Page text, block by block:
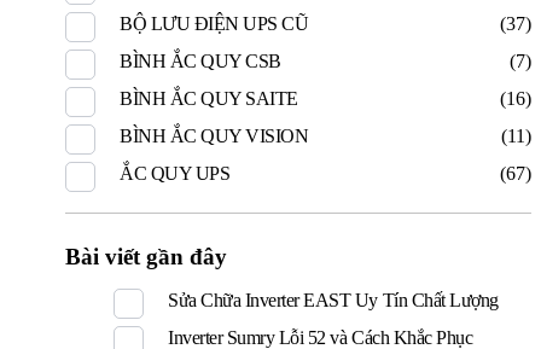
BỘ LƯU ĐIỆN UPS CŨ
(37)
BÌNH ẮC QUY CSB
(7)
BÌNH ẮC QUY SAITE
(16)
BÌNH ẮC QUY VISION
(11)
ẮC QUY UPS
(67)
Bài viết gần đây
Sửa Chữa Inverter EAST Uy Tín Chất Lượng
Inverter Sumry Lỗi 52 và Cách Khắc Phục